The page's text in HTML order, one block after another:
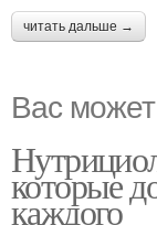
читать дальше →
Вас
которые
каждого